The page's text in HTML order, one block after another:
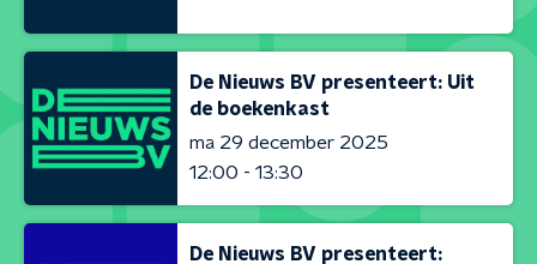
De Nieuws BV presenteert: Uit
de boekenkast
ma 29 december 2025
12:00 - 13:30
De Nieuws BV presenteert: